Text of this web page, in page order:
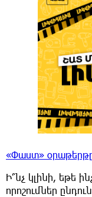
«Փաստ»
Ի՞նչ կլինի, եթե
որոշումներ